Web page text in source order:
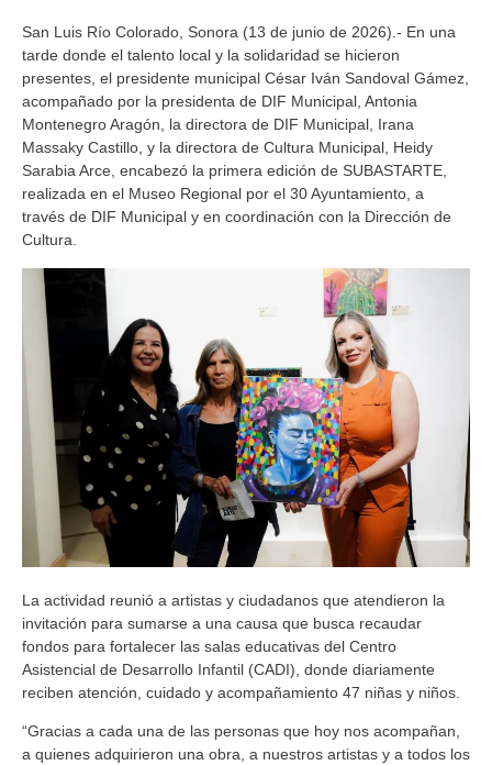
San Luis Río Colorado, Sonora (13 de junio de 2026).- En una
tarde donde el talento local y la solidaridad se hicieron
presentes, el presidente municipal César Iván Sandoval Gámez,
acompañado por la presidenta de DIF Municipal, Antonia
Montenegro Aragón, la directora de DIF Municipal, Irana
Massaky Castillo, y la directora de Cultura Municipal, Heidy
Sarabia Arce, encabezó la primera edición de SUBASTARTE,
realizada en el Museo Regional por el 30 Ayuntamiento, a
través de DIF Municipal y en coordinación con la Dirección de
Cultura.
La actividad reunió a artistas y ciudadanos que atendieron la
invitación para sumarse a una causa que busca recaudar
fondos para fortalecer las salas educativas del Centro
Asistencial de Desarrollo Infantil (CADI), donde diariamente
reciben atención, cuidado y acompañamiento 47 niñas y niños.
“Gracias a cada una de las personas que hoy nos acompañan,
a quienes adquirieron una obra, a nuestros artistas y a todos los